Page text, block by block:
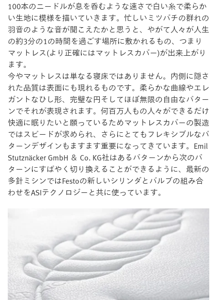
100本のニードルが息を呑むような速さで白い糸で柔らか
い生地に模様を描いていきます。忙しいミツバチの群れの
羽音のような音が聞こえたかと思うと、やがて人々が人生
の約3分の1の時間を過ごす場所に敷かれるもの、つまり
マットレス(より正確にはマットレスカバー)が出来上がり
ます。
今やマットレスは単なる寝床ではありません。内側に隠さ
れた品質は表面にも現れるものです。柔らかな曲線やエレ
ガントなひし形、完璧な円そしてほぼ無限の自由なパター
ンでそれが表現されます。何百万人もの人々ができるだけ
快適に眠りたいと願っているためマットレスカバーの製造
ではスピードが求められ、さらにとてもフレキシブルなパ
ターンデザインもますます重要になってきています。Emil
Stutznäcker GmbH ＆ Co. KG社はあるパターンから次のパ
ターンにすばやく切り換えることができるように、最新の
多針ミシンではFestoの新しいシリンダとバルブの組み合
わせをASIテクノロジーと共に使っています。